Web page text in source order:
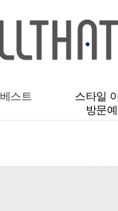
베스트 스타일
방문